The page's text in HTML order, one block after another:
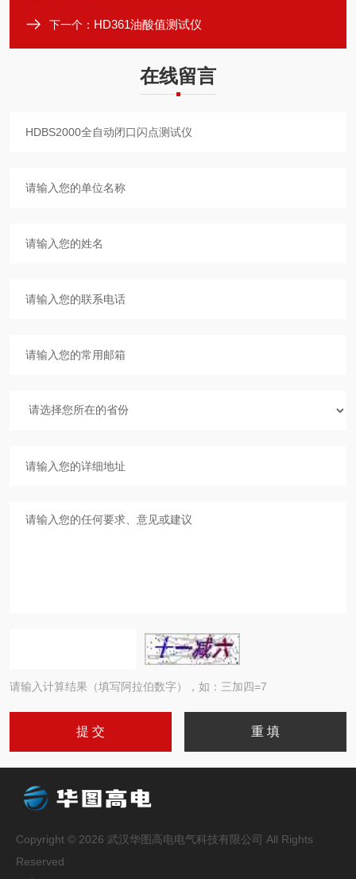
下一个： HD361油酸值测试仪
在线留言
请输入计算结果（填写阿拉伯数字），如：三加四=7
Copyright © 2026 武汉华图高电电气科技有限公司 All Rights
Reserved